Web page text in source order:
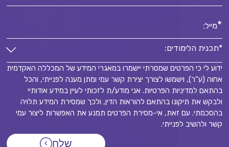
מייל:*
*תכנית הלימודים:
*
*תכנית הלימודים:
ידוע לי כי הפרטים שמסרתי יישמרו במאגרי המידע של המכללה האקדמית
אחוה (ע"ר), וישמשו לצורך יצירת קשר עמי ומתן מענה לפנייתי, והכל
בהתאם למדיניות הפרטיות. אני מודע/ת לזכותי לעיין במידע אודותיי
ולבקש את תיקונו בהתאם להוראות הדין, ולכך שמסירת המידע תלויה
בהסכמתי. עם זאת, אי-מסירת הפרטים תמנע את האפשרות ליצור עמי
קשר ולהשיב לפנייתי.
שלח